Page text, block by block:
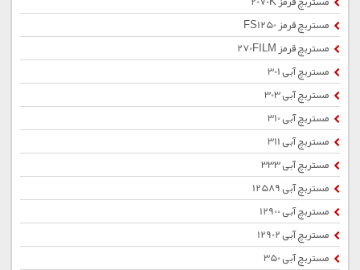
مستربچ قرمز FS1250
مستربچ قرمز 270FILM
مستربچ آبی 301
مستربچ آبی 303
مستربچ آبی 310
مستربچ آبی 311
مستربچ آبی 333
مستربچ آبی 12589
مستربچ آبی 12900
مستربچ آبی 12902
مستربچ آبی 350